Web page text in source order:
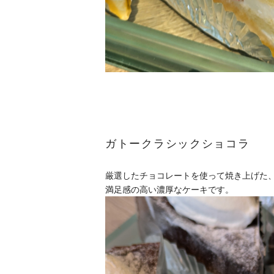
ガトークラシックショコラ
厳選したチョコレートを使って焼き上げた
満足感の高い濃厚なケーキです。